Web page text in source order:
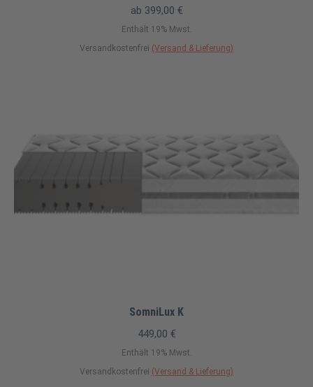
ab 399,00 €
Enthält 19% Mwst.
Versandkostenfrei (Versand & Lieferung)
SomniLux K
449,00 €
Enthält 19% Mwst.
Versandkostenfrei (Versand & Lieferung)